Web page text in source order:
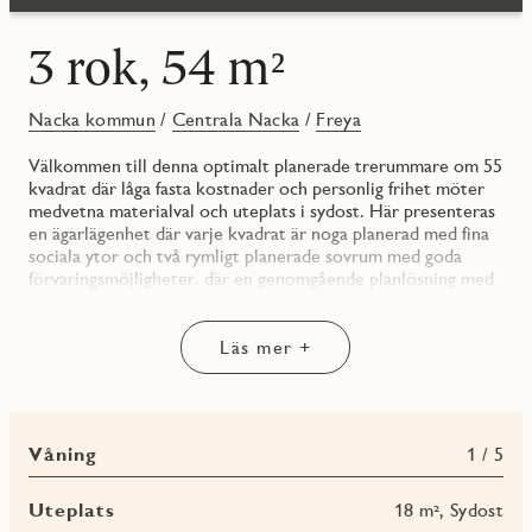
3 rok, 54 m²
Nacka kommun / Centrala Nacka / Freya
Välkommen till denna optimalt planerade trerummare om 55
kvadrat där låga fasta kostnader och personlig frihet möter
medvetna materialval och uteplats i sydost. Här presenteras
en ägarlägenhet där varje kvadrat är noga planerad med fina
sociala ytor och två rymligt planerade sovrum med goda
förvaringsmöjligheter, där en genomgående planlösning med
härligt flöde genom bostaden. Den inleds med en inbjudande
hall med förvaring bakom skjutdörrsgarderob och följs av
bostadens badrum med bekvämligheter såsom duschhörna av
samtliga väggar är målade i en klassisk vit kulör och
kompletteras fint av en mattlackad ekparkett.
Köksinredningen går i vitt med en grå bänkskiva som snyggt
förlängs upp på väggen med en bakkantslist. De handtagslösa
Läs mer +
Våning 1 / 5
Uteplats 18 m², Sydost